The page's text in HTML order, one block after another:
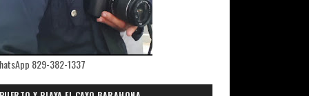
829-382-1337